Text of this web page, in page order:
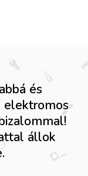
és
elektromos
állok